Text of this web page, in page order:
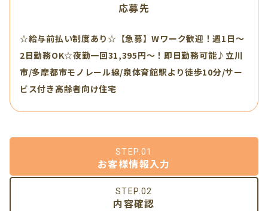
応募先
☆給与前払い制度あり☆【急募】Wワーク歓迎！週1日～
2日勤務OK☆夜勤一回31,395円～！即日勤務可能♪立川
市/多摩都市モノレール線/泉体育館駅より徒歩10分/サー
ビス付き高齢者向け住宅
STEP.01
お客様情報入力
STEP.02
内容確認